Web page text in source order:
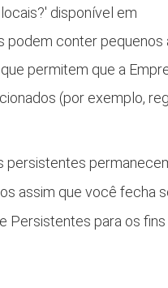
disponível em
podem conter
permitem que a
(por exemplo,
assim que você fecha
Persistentes para os